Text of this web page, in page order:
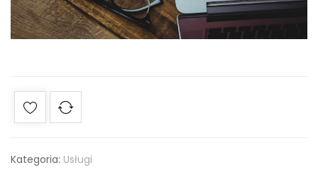
Kategoria: Usługi